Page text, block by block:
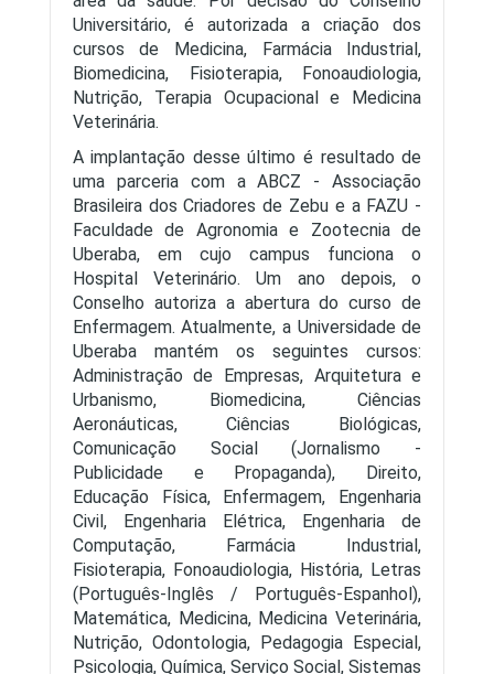
Universitário, é autorizada a criação dos
cursos de Medicina, Farmácia Industrial,
Biomedicina, Fisioterapia, Fonoaudiologia,
Nutrição, Terapia Ocupacional e Medicina
Veterinária.
A implantação desse último é resultado de
uma parceria com a ABCZ - Associação
Brasileira dos Criadores de Zebu e a FAZU -
Faculdade de Agronomia e Zootecnia de
Uberaba, em cujo campus funciona o
Hospital Veterinário. Um ano depois, o
Conselho autoriza a abertura do curso de
Enfermagem. Atualmente, a Universidade de
Uberaba mantém os seguintes cursos:
Administração de Empresas, Arquitetura e
Urbanismo, Biomedicina, Ciências
Aeronáuticas, Ciências Biológicas,
Comunicação Social (Jornalismo -
Publicidade e Propaganda), Direito,
Educação Física, Enfermagem, Engenharia
Civil, Engenharia Elétrica, Engenharia de
Computação, Farmácia Industrial,
Fisioterapia, Fonoaudiologia, História, Letras
(Português-Inglês / Português-Espanhol),
Matemática, Medicina, Medicina Veterinária,
Nutrição, Odontologia, Pedagogia Especial,
Psicologia, Química, Serviço Social, Sistemas